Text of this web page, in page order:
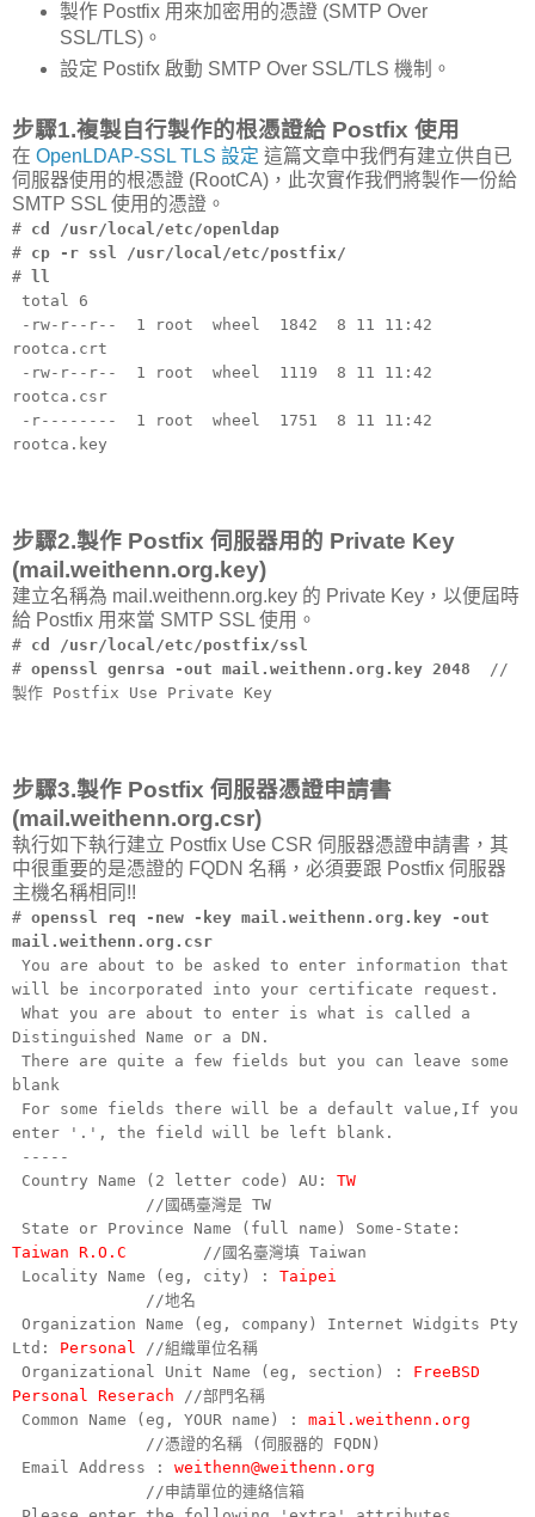
製作 Postfix 用來加密用的憑證 (SMTP Over
SSL/TLS)。
設定 Postifx 啟動 SMTP Over SSL/TLS 機制。
步驟1.複製自行製作的根憑證給 Postfix 使用
在 OpenLDAP-SSL TLS 設定 這篇文章中我們有建立供自已
伺服器使用的根憑證 (RootCA)，此次實作我們將製作一份給
SMTP SSL 使用的憑證。
# cd /usr/local/etc/openldap
# cp -r ssl /usr/local/etc/postfix/
#
ll
total 6
-rw-r--r-- 1 root wheel 1842 8 11 11:42
rootca.crt
-rw-r--r-- 1 root wheel 1119 8 11 11:42
rootca.csr
-r-------- 1 root wheel 1751 8 11 11:42
rootca.key
步驟2.製作 Postfix 伺服器用的 Private Key
(mail.weithenn.org.key)
建立名稱為 mail.weithenn.org.key 的 Private Key，以便屆時
給 Postfix 用來當 SMTP SSL 使用。
# cd /usr/local/etc/postfix/ssl
# openssl genrsa -out mail.weithenn.org.key 2048 //
製作 Postfix Use Private Key
步驟3.製作 Postfix 伺服器憑證申請書
(mail.weithenn.org.csr)
執行如下執行建立 Postfix Use CSR 伺服器憑證申請書，其
中很重要的是憑證的 FQDN 名稱，必須要跟 Postfix 伺服器
主機名稱相同!!
# openssl req -new -key mail.weithenn.org.key -out
mail.weithenn.org.csr
You are about to be asked to enter information that
will be incorporated into your certificate request.
What you are about to enter is what is called a
Distinguished Name or a DN.
There are quite a few fields but you can leave some
blank
For some fields there will be a default value,If you
enter '.', the field will be left blank.
-----
Country Name (2 letter code) AU: TW
//國碼臺灣是 TW
State or Province Name (full name) Some-State:
Taiwan R.O.C //國名臺灣填 Taiwan
Locality Name (eg, city) : Taipei
//地名
Organization Name (eg, company) Internet Widgits Pty
Ltd: Personal //組織單位名稱
Organizational Unit Name (eg, section) : FreeBSD
Personal Reserach //部門名稱
Common Name (eg, YOUR name) : mail.weithenn.org
//憑證的名稱 (伺服器的 FQDN)
Email Address : weithenn@weithenn.org
//申請單位的連絡信箱